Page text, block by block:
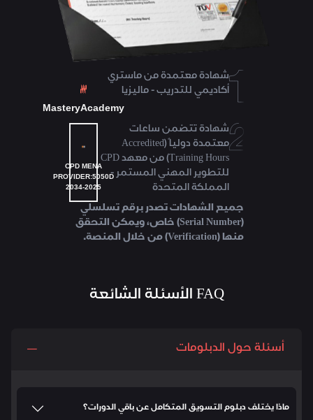
شهادة معتمدة من ماستري
أكاديمي للتدريب - ماليزيا
MasteryAcademy
شهادة تتضمن ساعات
معتمدة دولياً (Accredited
Training Hours) من معهد CPD
للتطوير المهني المستمر -
المملكة المتحدة
CPD MENA
PROVIDER:5050D
2034-2025
جميع الشهادات تصدر برقم تسلسلي
(Serial Number) خاص، ويمكن التحقق
منها (Verification) من خلال المنصة.
FAQ الأسئلة الشائعة
أسئلة حول الدبلومات
ماذا يختلف دبلوم التسويق المتكامل عن باقي الدورات؟